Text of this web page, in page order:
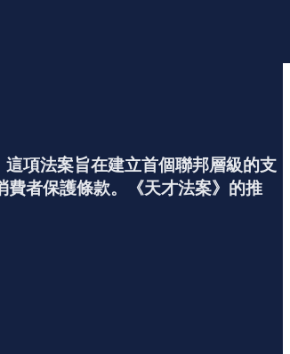
項法案旨在建立首個聯邦層級的支
者保護條款。《天才法案》的推